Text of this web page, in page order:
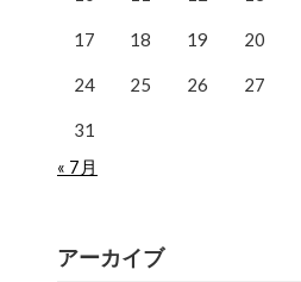
17 18 19 20
24 25 26 27
31
« 7月
アーカイブ